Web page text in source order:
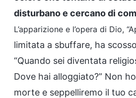
disturbano e cercano di
L’apparizione e l’opera di Dio,
limitata a sbuffare, ha
“Quando sei diventata
Dove hai alloggiato?” Non
morte e seppelliremo il tuo